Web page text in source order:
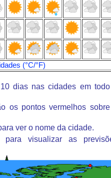
(°C/°F)
dias nas cidades em
os pontos vermelhos
ver o nome da cidade.
visualizar as